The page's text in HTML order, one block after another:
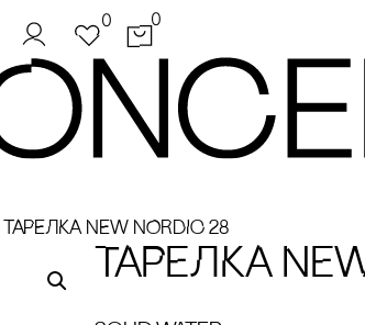
0 0
ТАРЕЛКА NEW NORDIC 28
ТАРЕЛКА